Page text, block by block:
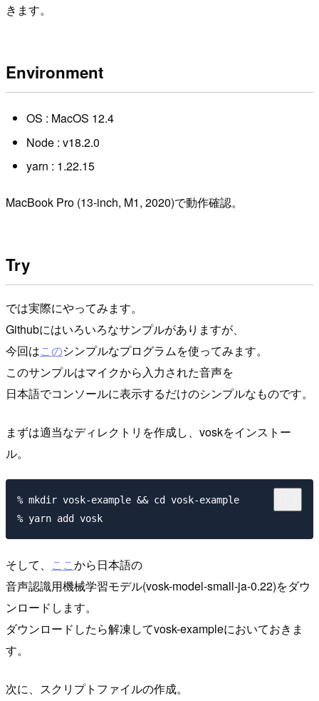
きます。
Environment
OS : MacOS 12.4
Node : v18.2.0
yarn : 1.22.15
MacBook Pro (13-inch, M1, 2020)で動作確認。
Try
では実際にやってみます。
Githubにはいろいろなサンプルがありますが、
今回はこのシンプルなプログラムを使ってみます。
このサンプルはマイクから入力された音声を
日本語でコンソールに表示するだけのシンプルなものです。
まずは適当なディレクトリを作成し、voskをインストー
ル。
% mkdir vosk-example && cd vosk-example
そして、 ここから日本語の
音声認識用機械学習モデル(vosk-model-small-ja-0.22)をダウ
ンロードします。
ダウンロードしたら解凍してvosk-exampleにおいておきま
す。
次に、スクリプトファイルの作成。